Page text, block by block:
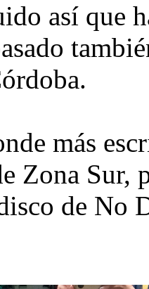
así que
más
Zona Sur,
de No